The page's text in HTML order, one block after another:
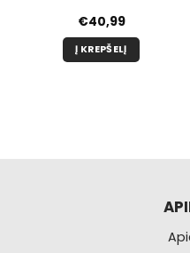
€40,99
Į KREPŠELĮ